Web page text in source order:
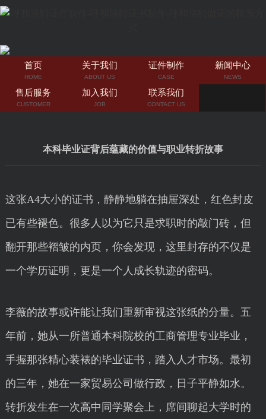
首页
HOME
关于我们
ABOUT US
证件制作
CASE
新闻中心
NEWS
售后服务
CUSTOMER
加入我们
JOB
联系我们
CONTACT US
本科毕业证背后蕴藏的价值与职业转折故事
这张A4大小的证书，静静地躺在抽屉深处，红色封皮
已有些褪色。很多人以为它只是求职时的敲门砖，但
翻开那些褶皱的内页，你会发现，这里封存的不仅是
一个学历证明，更是一个人成长轨迹的密码。
李薇的故事或许能让我们重新审视这张纸的分量。五
年前，她从一所普通本科院校的工商管理专业毕业，
手握那张精心装裱的毕业证书，踏入人才市场。最初
的三年，她在一家贸易公司做行政，日子平静如水。
转折发生在一次高中同学聚会上，席间聊起大学时的